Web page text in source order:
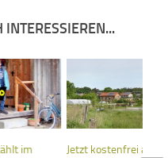
im
Jetzt kostenfrei